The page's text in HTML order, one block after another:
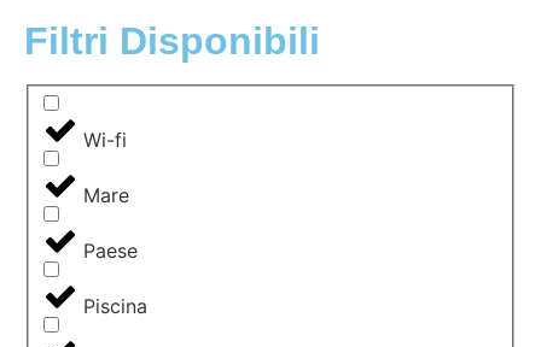
Filtri Disponibili
Wi-fi
Mare
Paese
Piscina